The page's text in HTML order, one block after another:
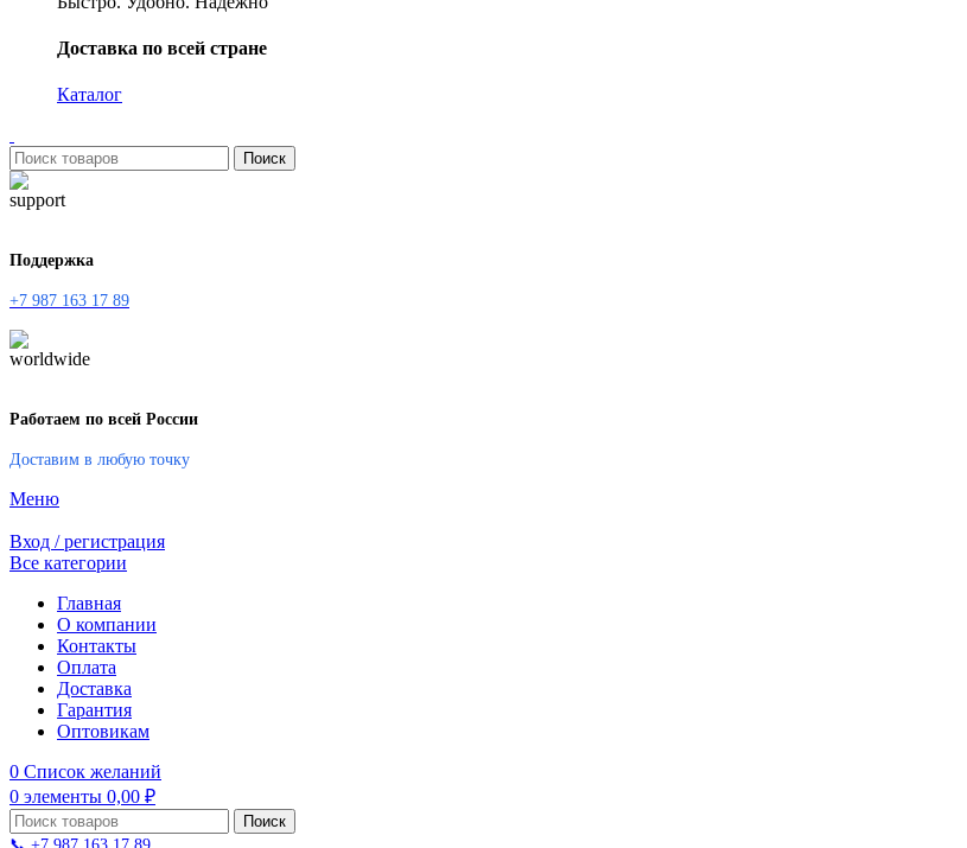
Доставка по всей стране
Каталог
Поиск
Поддержка
+7 987 163 17 89
Работаем по всей России
Доставим в любую точку
Меню
Вход / регистрация
Все категории
Главная
О компании
Контакты
Оплата
Доставка
Гарантия
Оптовикам
0 Список желаний
0 элементы 0,00 ₽
Поиск